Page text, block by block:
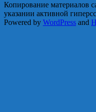
Копирование материалов
указании активной
Powered by WordPress and